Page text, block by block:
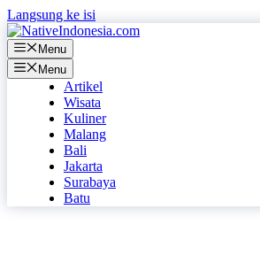
Langsung ke isi
Menu
Menu
Artikel
Wisata
Kuliner
Malang
Bali
Jakarta
Surabaya
Batu